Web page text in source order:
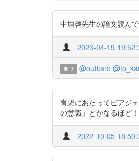
中垣啓先生の論文読ん
2023-04-19
7 @outitaro
育児にあたってピアジ
の意識」とかなるほど
2022-10-05